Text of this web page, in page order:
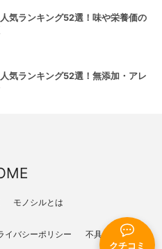
クチコミ
気ランキング52選！味や栄養価の
気ランキング52選！無添加・アレ
モノシルとは
イバシーポリシー 不具合報告